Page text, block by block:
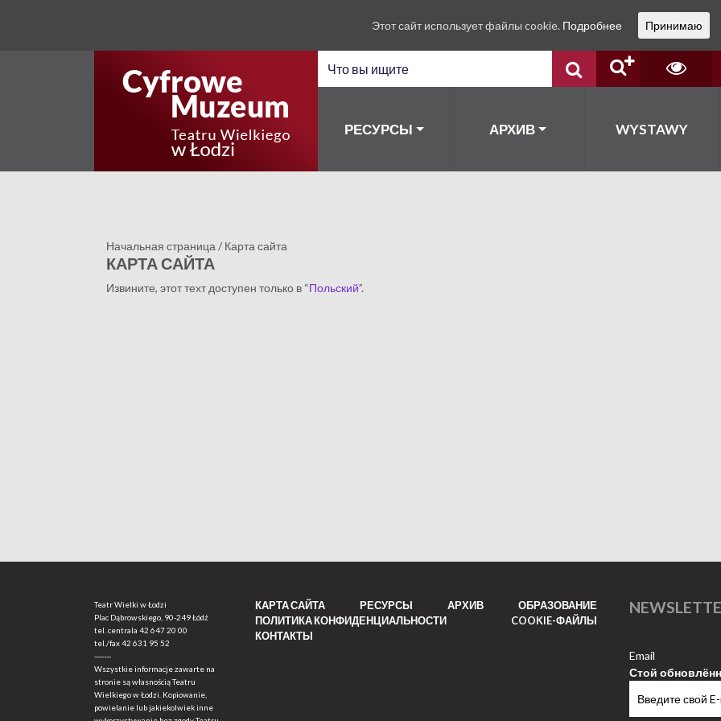
РЕСУРСЫ АРХИВ WYSTAWY
Начальная страница / Карта сайта
КАРТА САЙТА
Извините, этот техт доступен только в “Польский”.
Teatr Wielki w Łodzi
Plac Dąbrowskiego, 90-249 Łódź
tel. centrala 42 647 20 00
tel./fax42 631 95 52
-------
Wszystkie informacje zawarte na
stronie są własnością Teatru
Wielkiego w Łodzi. Kopiowanie,
powielanie lub jakiekolwiek inne
КАРТА САЙТА РЕСУРСЫ АРХИВ
ОБРАЗОВАНИЕ
ПОЛИТИКА КОНФИДЕНЦИАЛЬНОСТИ
COOKIE-ФАЙЛЫ
КОНТАКТЫ
Email
Стой
Этот сайт использует файлы cookie. Подробнее Принимаю